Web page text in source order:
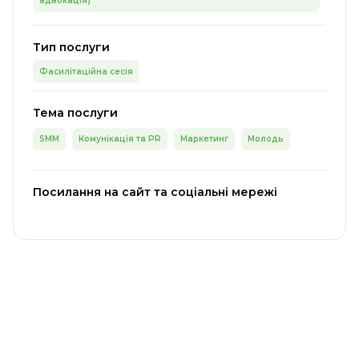
Тип послуги
Фасилітаційна сесія
Тема послуги
SMM Комунікація та PR Маркетинг Молодь
Посилання на сайт та соціальні мережі